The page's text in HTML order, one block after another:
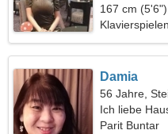
167 cm
Damia
56 Jahre,
Ich liebe
Parit Buntar